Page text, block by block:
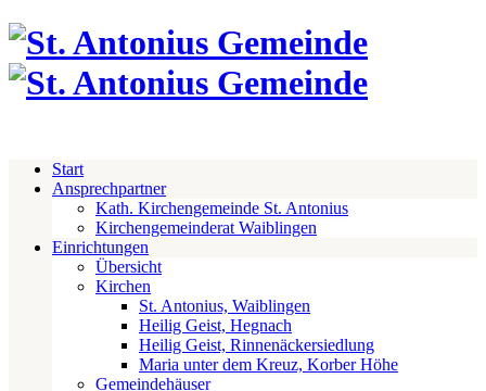
Start
Ansprechpartner
Kath. Kirchengemeinde St. Antonius
Kirchengemeinderat Waiblingen
Einrichtungen
Übersicht
Kirchen
St. Antonius, Waiblingen
Heilig Geist, Hegnach
Heilig Geist, Rinnenäckersiedlung
Maria unter dem Kreuz, Korber Höhe
Gemeindehäuser